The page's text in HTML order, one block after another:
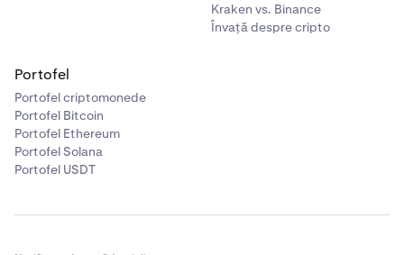
Kraken vs. Binance
Învață despre cripto
Portofel
Portofel criptomonede
Portofel Bitcoin
Portofel Ethereum
Portofel Solana
Portofel USDT